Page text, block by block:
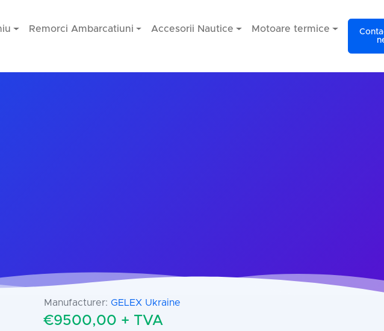
Remorci Ambarcatiuni Accesorii Nautice Motoare termice
Manufacturer: GELEX Ukraine
€9500,00 + TVA